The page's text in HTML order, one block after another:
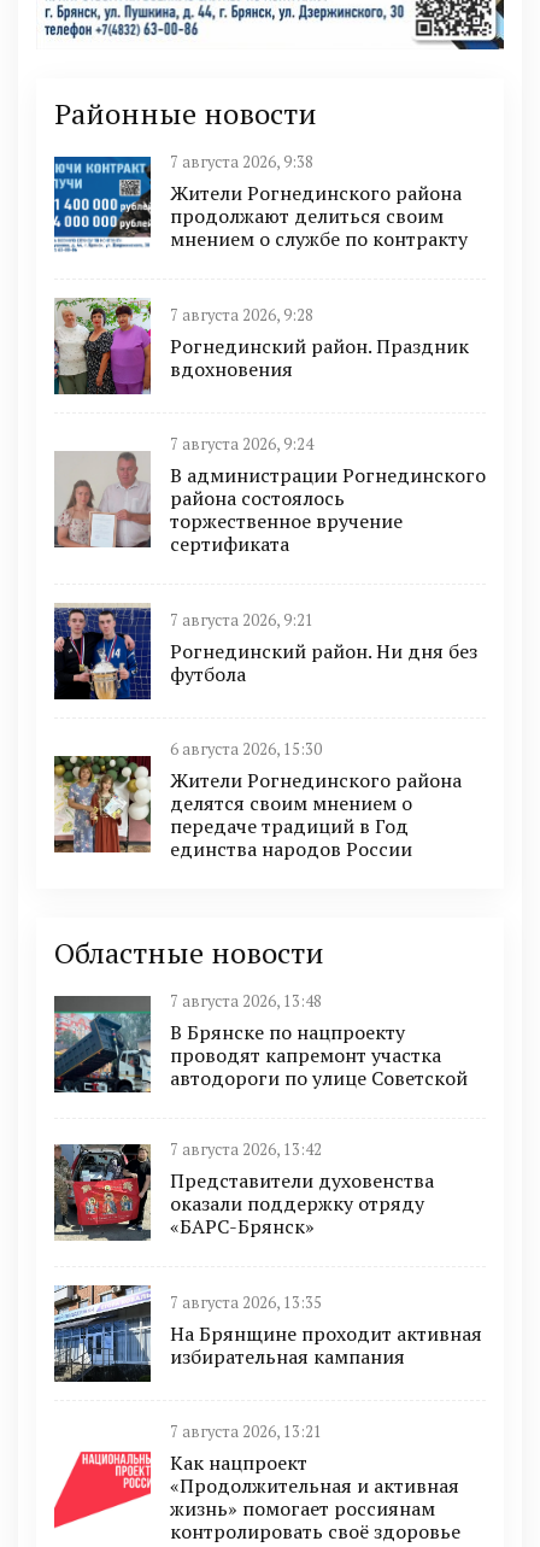
Районные новости
7 августа 2026, 9:38
Жители Рогнединского района
продолжают делиться своим
мнением о службе по контракту
7 августа 2026, 9:28
Рогнединский район. Праздник
вдохновения
7 августа 2026, 9:24
В администрации Рогнединского
района состоялось
торжественное вручение
сертификата
7 августа 2026, 9:21
Рогнединский район. Ни дня без
футбола
6 августа 2026, 15:30
Жители Рогнединского района
делятся своим мнением о
передаче традиций в Год
единства народов России
Областные новости
7 августа 2026, 13:48
В Брянске по нацпроекту
проводят капремонт участка
автодороги по улице Советской
7 августа 2026, 13:42
Представители духовенства
оказали поддержку отряду
«БАРС-Брянск»
7 августа 2026, 13:35
На Брянщине проходит активная
избирательная кампания
7 августа 2026, 13:21
Как нацпроект
«Продолжительная и активная
жизнь» помогает россиянам
контролировать своё здоровье